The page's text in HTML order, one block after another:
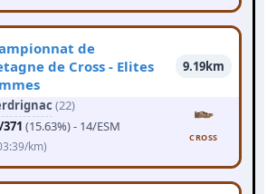
de
de Cross - Elites
9.19km
(22)
(15.63%) - 14/ESM
km)
CROSS